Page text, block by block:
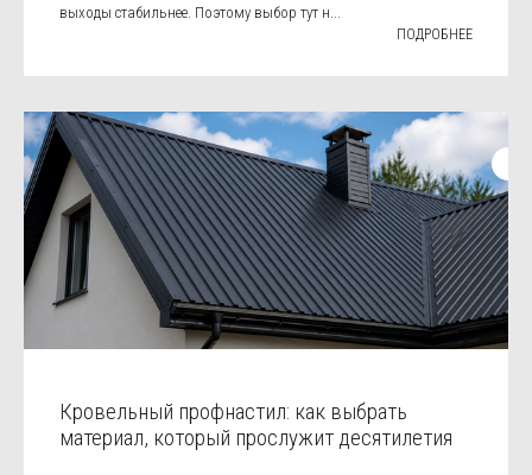
выходы стабильнее. Поэтому выбор тут н...
ПОДРОБНЕЕ
Кровельный профнастил: как выбрать
материал, который прослужит десятилетия